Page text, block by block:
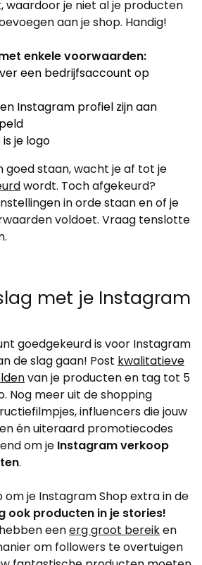
waardoor je niet al je producten
aan je shop. Handig!
enkele voorwaarden:
een bedrijfsaccount op
Instagram profiel zijn aan
je logo
goed staan, wacht je af tot je
wordt. Toch afgekeurd?
in orde staan en of je
voldoet. Vraag tenslotte
met je Instagram
goedgekeurd is voor Instagram
de slag gaan! Post kwalitatieve
van je producten en tag tot 5
Nog meer uit de shopping
influencers die jouw
én uiteraard promotiecodes
om je Instagram verkoop
.
om je Instagram Shop extra in de
ook producten in je stories!
eenerg groot bereiken
om followers te overtuigen